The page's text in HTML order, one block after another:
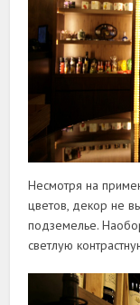
Несмотря на
цветов, декор не
подземелье.
светлую